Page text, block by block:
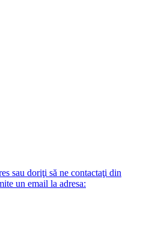
sau doriţi să ne contactaţi din
un email la adresa: